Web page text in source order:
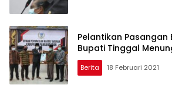
Pelantikan Pasangan
Bupati Tinggal
Berita 18 Februari 2021